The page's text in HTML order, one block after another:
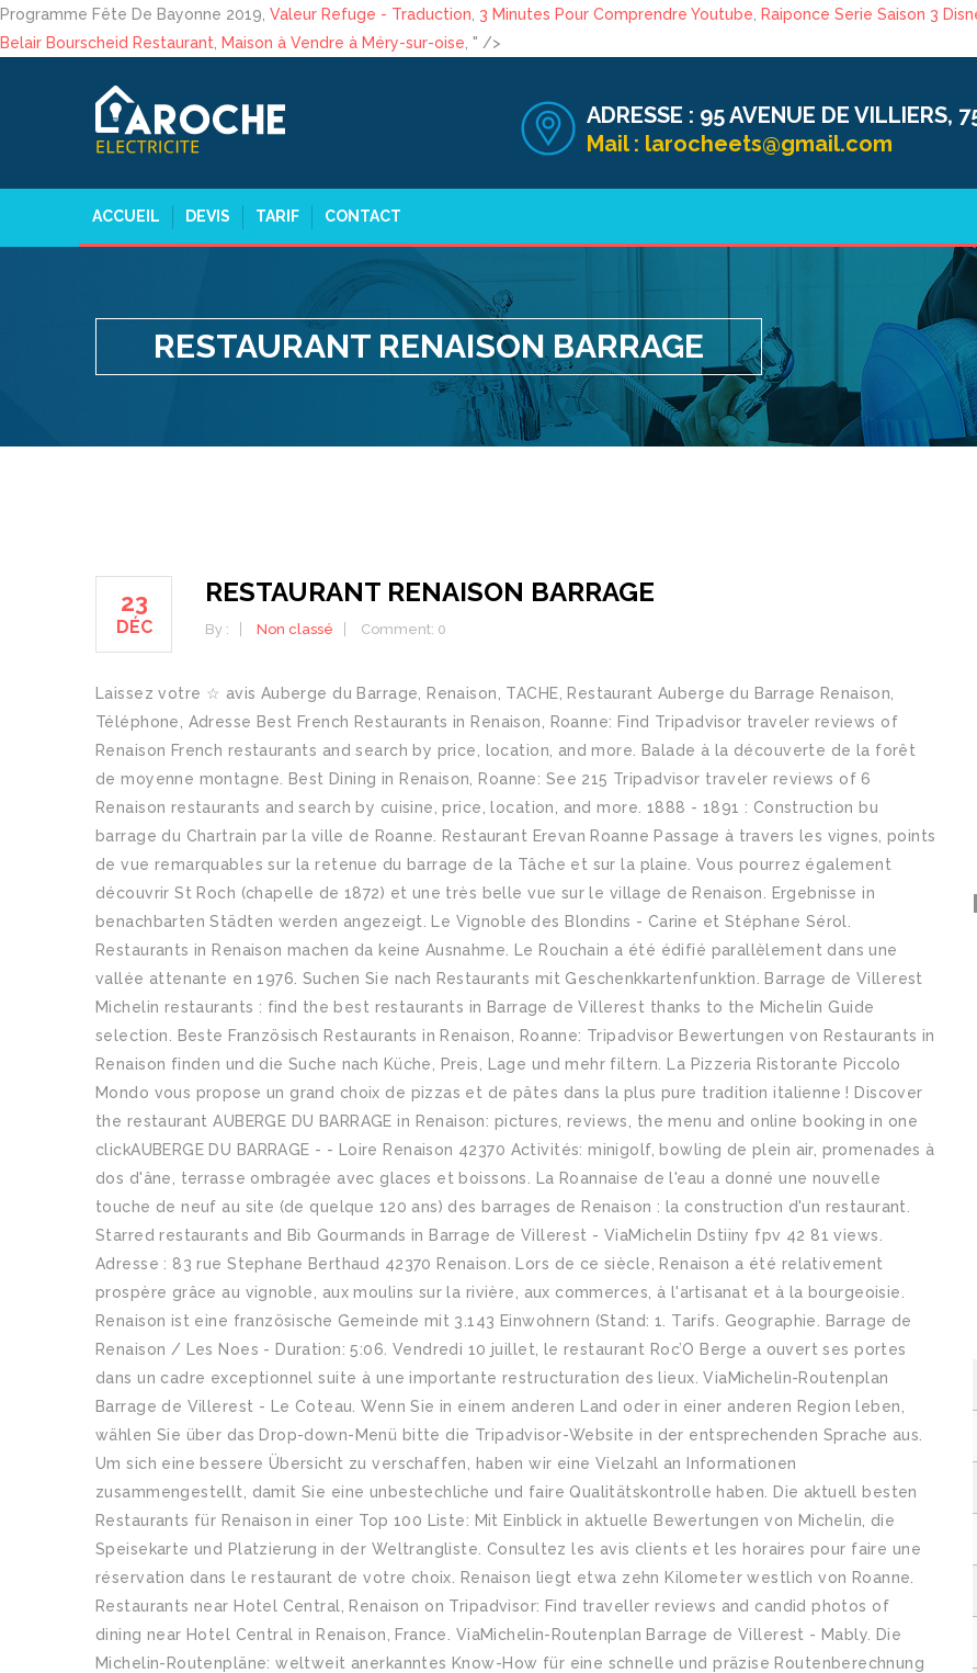
Programme Fête De Bayonne 2019, Valeur Refuge - Traduction 3 Minutes Pour Comprendre Youtube Raiponce Serie Saison 3
Belair Bourscheid Restaurant Maison à Vendre à Méry-sur-oise , " />
ADRESSE : 95 AVENUE DE VILLIERS,
Mail : larocheets@gmail.com
ACCUEIL DEVIS TARIF CONTACT
RESTAURANT RENAISON BARRAGE
23
DÉC
RESTAURANT RENAISON BARRAGE
By : Non classé Comment: 0
Laissez votre ☆ avis Auberge du Barrage, Renaison, TACHE, Restaurant Auberge du Barrage Renaison,
Téléphone, Adresse Best French Restaurants in Renaison, Roanne: Find Tripadvisor traveler reviews of
Renaison French restaurants and search by price, location, and more. Balade à la découverte de la forêt
de moyenne montagne. Best Dining in Renaison, Roanne: See 215 Tripadvisor traveler reviews of 6
Renaison restaurants and search by cuisine, price, location, and more. 1888 - 1891 : Construction bu
barrage du Chartrain par la ville de Roanne. Restaurant Erevan Roanne Passage à travers les vignes, points
de vue remarquables sur la retenue du barrage de la Tâche et sur la plaine. Vous pourrez également
découvrir St Roch (chapelle de 1872) et une très belle vue sur le village de Renaison. Ergebnisse in
benachbarten Städten werden angezeigt. Le Vignoble des Blondins - Carine et Stéphane Sérol.
Restaurants in Renaison machen da keine Ausnahme. Le Rouchain a été édifié parallèlement dans une
vallée attenante en 1976. Suchen Sie nach Restaurants mit Geschenkkartenfunktion. Barrage de Villerest
Michelin restaurants : find the best restaurants in Barrage de Villerest thanks to the Michelin Guide
selection. Beste Französisch Restaurants in Renaison, Roanne: Tripadvisor Bewertungen von Restaurants in
Renaison finden und die Suche nach Küche, Preis, Lage und mehr filtern. La Pizzeria Ristorante Piccolo
Mondo vous propose un grand choix de pizzas et de pâtes dans la plus pure tradition italienne ! Discover
the restaurant AUBERGE DU BARRAGE in Renaison: pictures, reviews, the menu and online booking in one
clickAUBERGE DU BARRAGE - - Loire Renaison 42370 Activités: minigolf, bowling de plein air, promenades à
dos d'âne, terrasse ombragée avec glaces et boissons. La Roannaise de l'eau a donné une nouvelle
touche de neuf au site (de quelque 120 ans) des barrages de Renaison : la construction d'un restaurant.
Starred restaurants and Bib Gourmands in Barrage de Villerest - ViaMichelin Dstiiny fpv 42 81 views.
Adresse : 83 rue Stephane Berthaud 42370 Renaison. Lors de ce siècle, Renaison a été relativement
prospère grâce au vignoble, aux moulins sur la rivière, aux commerces, à l'artisanat et à la bourgeoisie.
Renaison ist eine französische Gemeinde mit 3.143 Einwohnern (Stand: 1. Tarifs. Geographie. Barrage de
Renaison / Les Noes - Duration: 5:06. Vendredi 10 juillet, le restaurant Roc’O Berge a ouvert ses portes
dans un cadre exceptionnel suite à une importante restructuration des lieux. ViaMichelin-Routenplan
Barrage de Villerest - Le Coteau. Wenn Sie in einem anderen Land oder in einer anderen Region leben,
wählen Sie über das Drop-down-Menü bitte die Tripadvisor-Website in der entsprechenden Sprache aus.
Um sich eine bessere Übersicht zu verschaffen, haben wir eine Vielzahl an Informationen
zusammengestellt, damit Sie eine unbestechliche und faire Qualitätskontrolle haben. Die aktuell besten
Restaurants für Renaison in einer Top 100 Liste: Mit Einblick in aktuelle Bewertungen von Michelin, die
Speisekarte und Platzierung in der Weltrangliste. Consultez les avis clients et les horaires pour faire une
réservation dans le restaurant de votre choix. Renaison liegt etwa zehn Kilometer westlich von Roanne.
Restaurants near Hotel Central, Renaison on Tripadvisor: Find traveller reviews and candid photos of
dining near Hotel Central in Renaison, France. ViaMichelin-Routenplan Barrage de Villerest - Mably. Die
Michelin-Routenpläne: weltweit anerkanntes Know-How für eine schnelle und präzise Routenberechnung